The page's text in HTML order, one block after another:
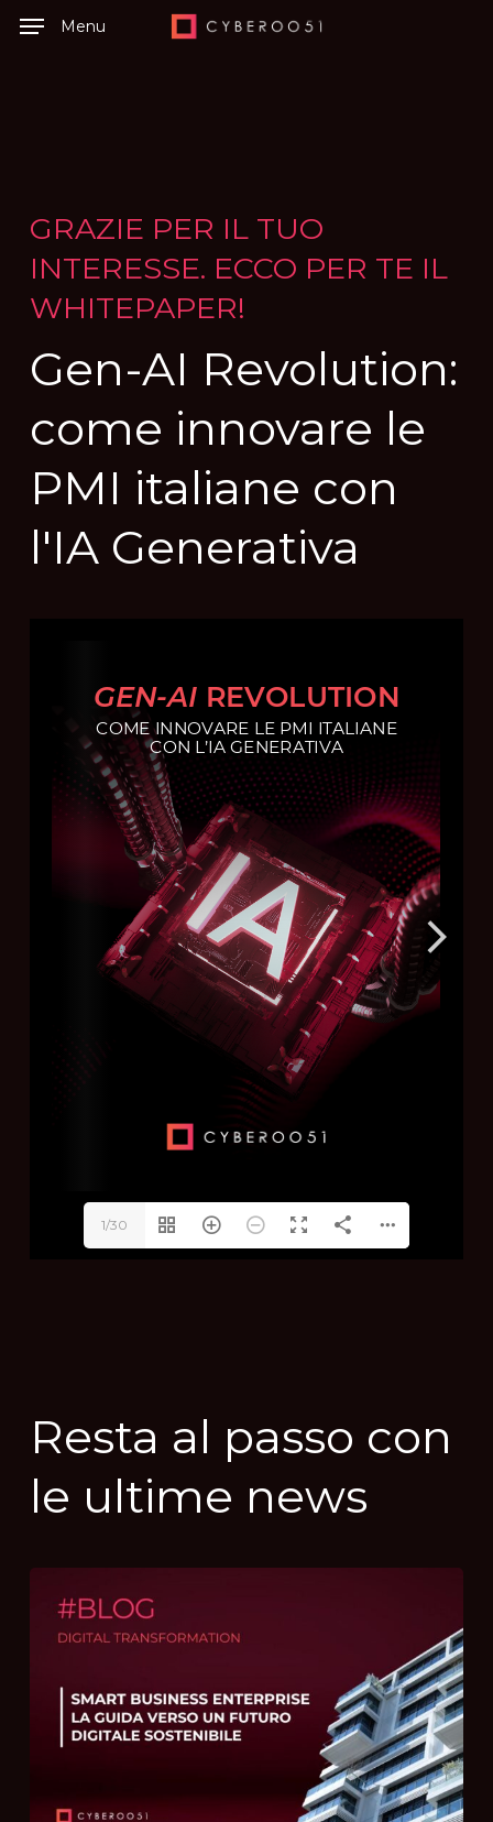
Skip
Menu
GRAZIE PER IL TUO
INTERESSE. ECCO PER TE IL
WHITEPAPER!
Gen-AI Revolution:
come innovare le
PMI italiane con
l'IA Generativa
1/30
Resta al passo con
le ultime news